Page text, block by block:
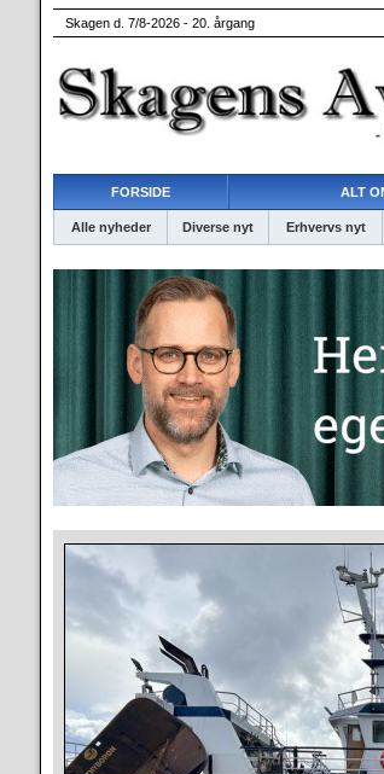
Skagen d. 7/8-2026 - 20. årgang
FORSIDE ALT
Alle nyheder Diverse nyt Erhvervs nyt